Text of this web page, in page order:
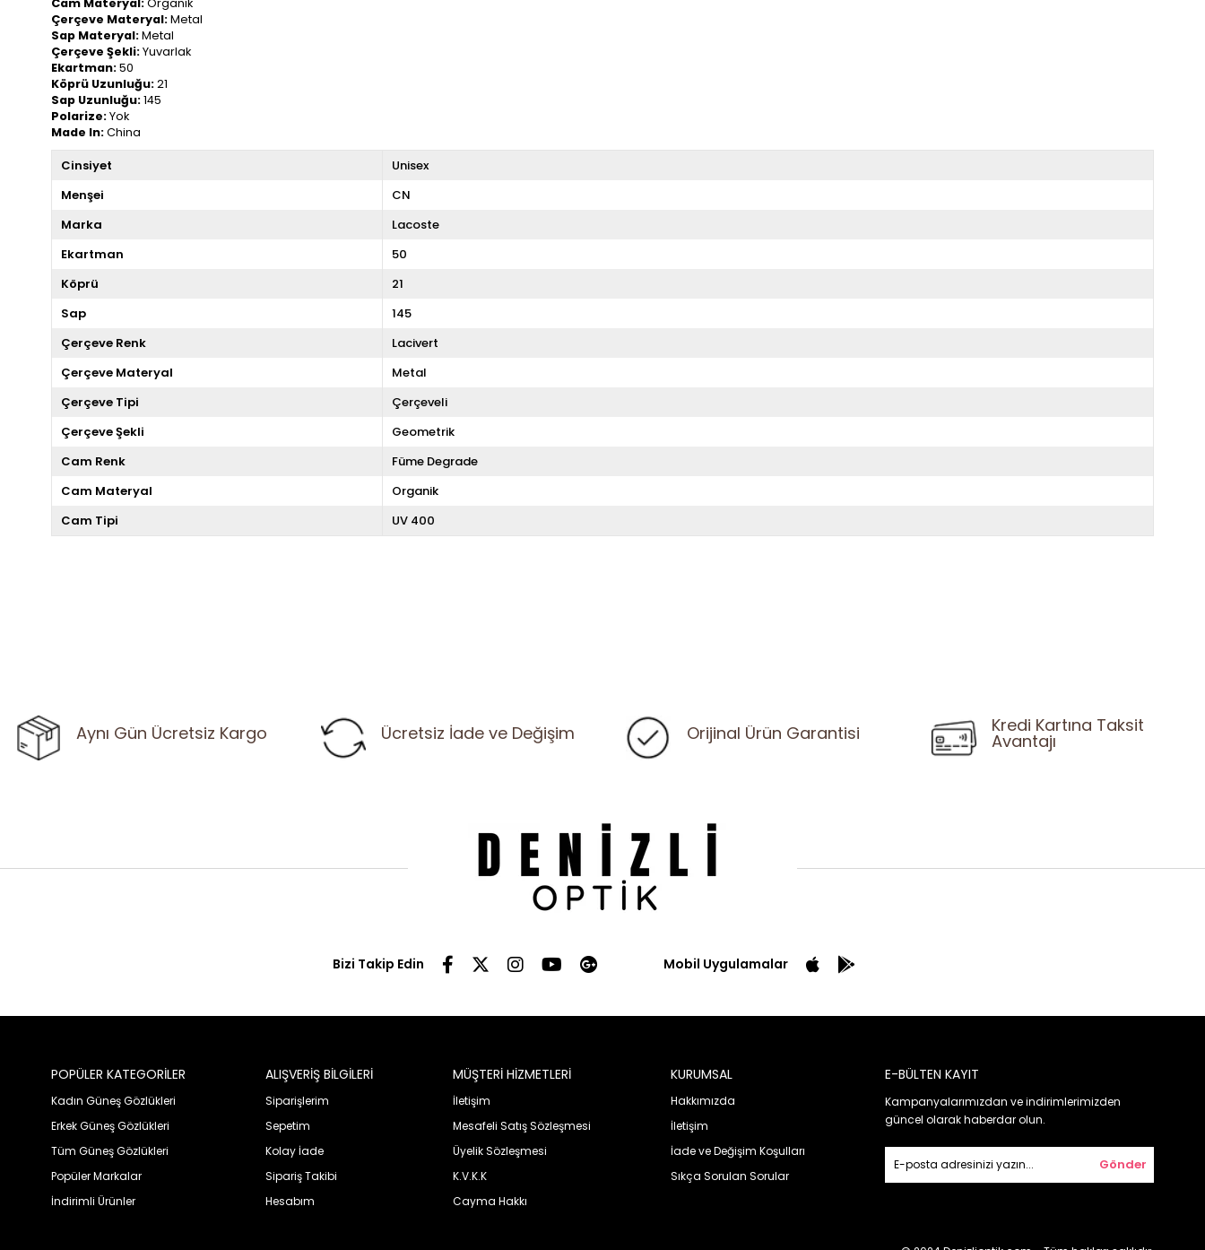
Cam Materyal:Organik
Çerçeve Materyal:Metal
Sap Materyal:Metal
Çerçeve Şekli:Yuvarlak
Ekartman:50
Köprü Uzunluğu:21
Sap Uzunluğu:145
Polarize:Yok
Made In:China
Cinsiyet
Unisex
Menşei
CN
Marka
Lacoste
Ekartman
50
Köprü
21
Sap
145
Çerçeve Renk
Lacivert
Çerçeve Materyal
Metal
Çerçeve Tipi
Çerçeveli
Çerçeve Şekli
Geometrik
Cam Renk
Füme Degrade
Cam Materyal
Organik
Cam Tipi
UV 400
Aynı Gün Ücretsiz Kargo Ücretsiz İade ve Değişim Orijinal Ürün Garantisi Kredi Kartına Taksit
Avantajı
Bizi Takip Edin Mobil Uygulamalar
POPÜLER KATEGORİLER
Kadın Güneş Gözlükleri
Erkek Güneş Gözlükleri
Tüm Güneş Gözlükleri
Popüler Markalar
İndirimli Ürünler
ALIŞVERİŞ BİLGİLERİ
Siparişlerim
Sepetim
Kolay İade
Sipariş Takibi
Hesabım
MÜŞTERİ HİZMETLERİ
İletişim
Mesafeli Satış Sözleşmesi
Üyelik Sözleşmesi
K.V.K.K
Cayma Hakkı
KURUMSAL
Hakkımızda
İletişim
İade ve Değişim Koşulları
Sıkça Sorulan Sorular
E-BÜLTEN KAYIT
Kampanyalarımızdan ve indirimlerimizden
güncel olarak haberdar olun.
Gönder